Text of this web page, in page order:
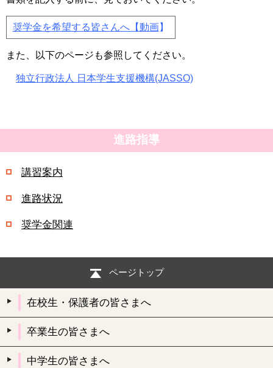
奨学金を希望する皆さんへ【動画】
また、以下のページも参照してください。
独立行政法人 日本学生支援機構(JASSO)
進路指導
講習案内
進路状況
奨学金関連
ページトップ
在校生・保護者の皆さまへ
卒業生の皆さまへ
中学生の皆さまへ